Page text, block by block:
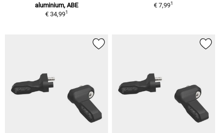
aluminium, ABE
€ 34,991
€ 7,991